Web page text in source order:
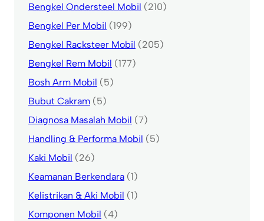
Bengkel Ondersteel Mobil (210)
Bengkel Per Mobil (199)
Bengkel Racksteer Mobil (205)
Bengkel Rem Mobil (177)
Bosh Arm Mobil (5)
Bubut Cakram (5)
Diagnosa Masalah Mobil (7)
Handling & Performa Mobil (5)
Kaki Mobil (26)
Keamanan Berkendara (1)
Kelistrikan & Aki Mobil (1)
Komponen Mobil (4)